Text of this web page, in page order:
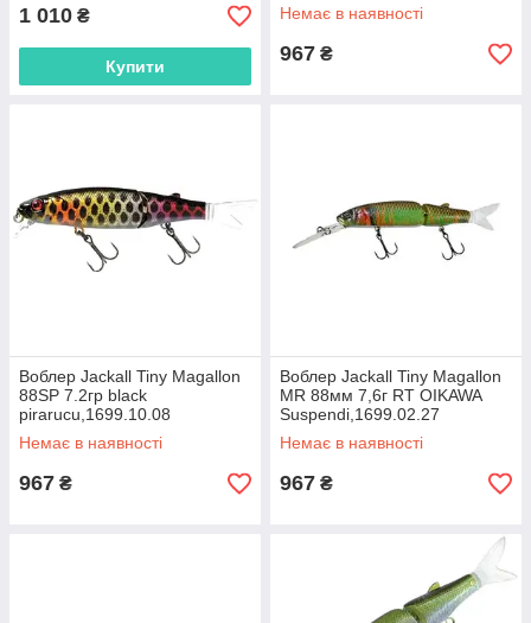
1 010 ₴
Купити
Немає в наявності
967 ₴
Воблер Jackall Tiny Magallon
88SP 7.2гр black
pirarucu,1699.10.08
Немає в наявності
967 ₴
Воблер Jackall Tiny Magallon
MR 88мм 7,6г RT OIKAWA
Suspendi,1699.02.27
Немає в наявності
967 ₴